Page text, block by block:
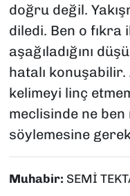
doğru değil.
diledi. Ben o fıkra
aşağıladığını
hatalı konuşabilir.
kelimeyi linç
meclisinde ne ben
söylemesine
Muhabir: SEMİ